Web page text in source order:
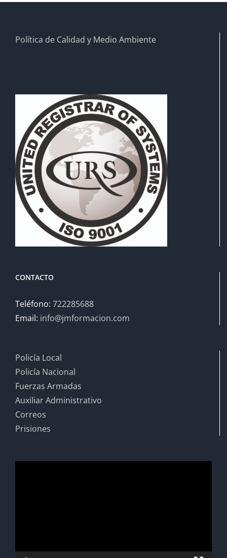
Política de Calidad y Medio Ambiente
CONTACTO
Teléfono: 722285688
Email: info@jmformacion.com
Policía Local
Policía Nacional
Fuerzas Armadas
Auxiliar Administrativo
Correos
Prisiones